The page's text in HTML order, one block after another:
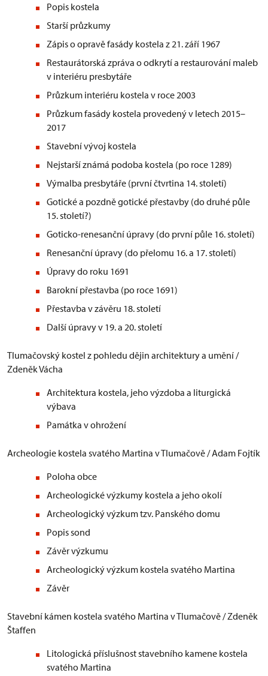
Popis kostela
Starší průzkumy
Zápis o opravě fasády kostela z 21. září 1967
Restaurátorská zpráva o odkrytí a restaurování maleb
v interiéru presbytáře
Průzkum interiéru kostela v roce 2003
Průzkum fasády kostela provedený v letech 2015–
2017
Stavební vývoj kostela
Nejstarší známá podoba kostela (po roce 1289)
Výmalba presbytáře (první čtvrtina 14. století)
Gotické a pozdně gotické přestavby (do druhé půle
15. století?)
Goticko-renesanční úpravy (do první půle 16. století)
Renesanční úpravy (do přelomu 16. a 17. století)
Úpravy do roku 1691
Barokní přestavba (po roce 1691)
Přestavba v závěru 18. století
Další úpravy v 19. a 20. století
Tlumačovský kostel z pohledu dějin architektury a umění /
Zdeněk Vácha
Architektura kostela, jeho výzdoba a liturgická
výbava
Památka v ohrožení
Archeologie kostela svatého Martina v Tlumačově / Adam Fojtík
Poloha obce
Archeologické výzkumy kostela a jeho okolí
Archeologický výzkum tzv. Panského domu
Popis sond
Závěr výzkumu
Archeologický výzkum kostela svatého Martina
Závěr
Stavební kámen kostela svatého Martina v Tlumačově / Zdeněk
Štaffen
Litologická příslušnost stavebního kamene kostela
svatého Martina